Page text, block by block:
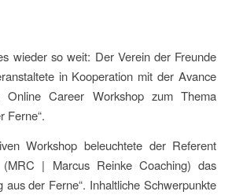
wieder so weit: Der Verein der Freunde
in Kooperation mit der Avance
Online Career Workshop zum Thema
Ferne“.
Workshop beleuchtete der Referent
(MRC | Marcus Reinke Coaching) das
aus der Ferne“. Inhaltliche Schwerpunkte